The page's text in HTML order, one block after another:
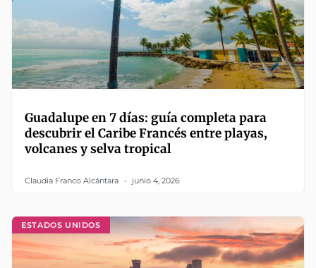
Guadalupe en 7 días: guía completa para
descubrir el Caribe Francés entre playas,
volcanes y selva tropical
Claudia Franco Alcántara junio 4, 2026
ESTADOS UNIDOS